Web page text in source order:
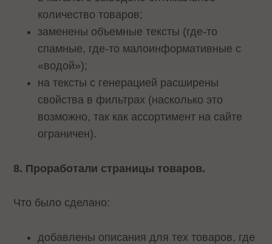
количество товаров;
заменены объемные тексты (где-то
спамные, где-то малоинформативные с
«водой»);
на тексты с генерацией расширены
свойства в фильтрах (насколько это
возможно, так как ассортимент на сайте
ограничен).
8. Проработали страницы товаров.
Что было сделано:
добавлены описания для тех товаров, где